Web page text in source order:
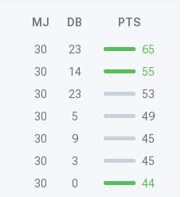
MJ DB PTS
30 23
65
30 14
55
30 23
53
30 5
49
30 9
45
30 3
45
30 0
44